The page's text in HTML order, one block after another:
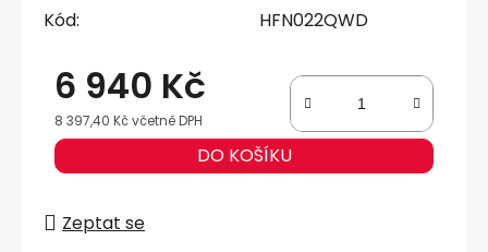
Kód:
HFN022QWD
6 940 Kč
8 397,40 Kč včetně DPH
Měrná cena: DO KOŠÍKU
Zeptat se